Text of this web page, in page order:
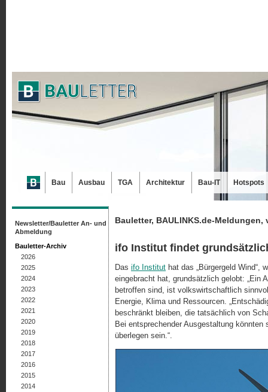
Bauletter, BAULINKS.de-Meldungen,
ifo Institut findet
Das ifo Institut hat das „Bürgergeld
eingebracht hat, grundsätzlich gelobt: „Ein
betroffen sind, ist volkswirtschaftlich
Energie, Klima und Ressourcen.
beschränkt bleiben, die tatsächlich von
Bei entsprechender Ausgestaltung
überlegen sein.“.
Newsletter/Bauletter An- und
Abmeldung
Bauletter-Archiv
2026
2025
2024
2023
2022
2021
2020
2019
2018
2017
2016
2015
2014
Bau Ausbau TGA Architektur Bau-IT Hotspots